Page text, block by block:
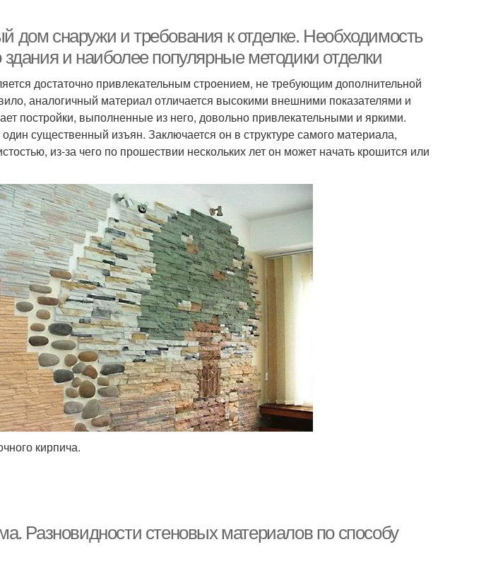
дом снаружи и требования к отделке. Необходимость
здания и наиболее популярные методики отделки
достаточно привлекательным строением, не требующим дополнительной
аналогичный материал отличается высокими внешними показателями и
постройки, выполненные из него, довольно привлекательными и яркими.
существенный изъян. Заключается он в структуре самого материала,
из-за чего по прошествии нескольких лет он может начать крошится или
кирпича.
Разновидности стеновых материалов по способу